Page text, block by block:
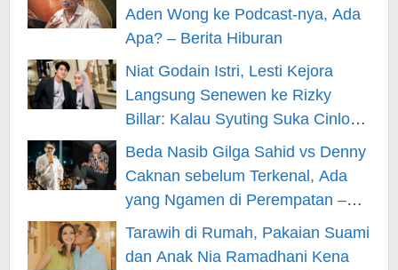
Aden Wong ke Podcast-nya, Ada
Apa? – Berita Hiburan
Niat Godain Istri, Lesti Kejora
Langsung Senewen ke Rizky
Billar: Kalau Syuting Suka Cinlok?
– Berita Hiburan
Beda Nasib Gilga Sahid vs Denny
Caknan sebelum Terkenal, Ada
yang Ngamen di Perempatan –
Berita Hiburan
Tarawih di Rumah, Pakaian Suami
dan Anak Nia Ramadhani Kena